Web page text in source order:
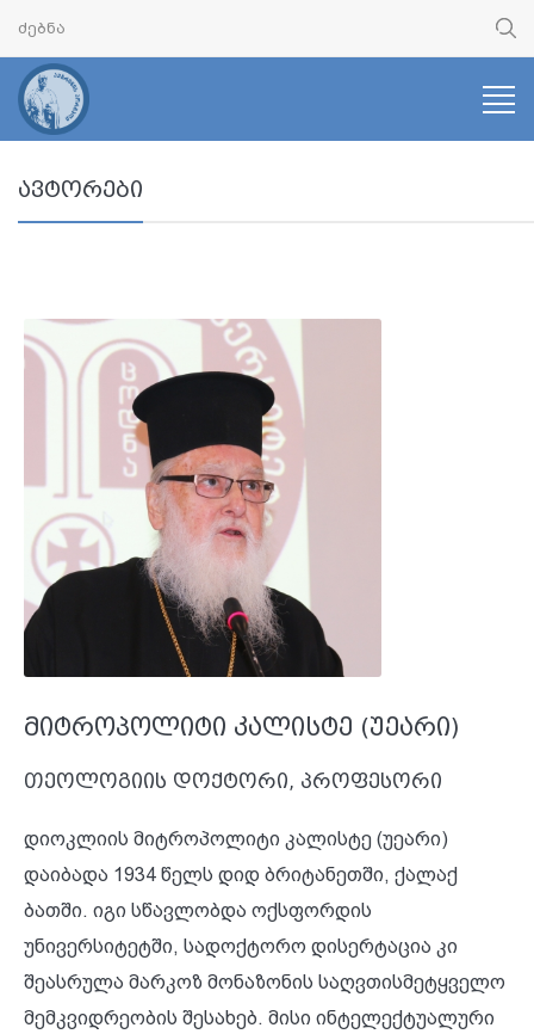
ავტორები
მიტროპოლიტი კალისტე (უეარი)
თეოლოგიის დოქტორი, პროფესორი
დიოკლიის მიტროპოლიტი კალისტე (უეარი)
დაიბადა 1934 წელს დიდ ბრიტანეთში, ქალაქ
ბათში. იგი სწავლობდა ოქსფორდის
უნივერსიტეტში, სადოქტორო დისერტაცია კი
შეასრულა მარკოზ მონაზონის საღვთისმეტყველო
მემკვიდრეობის შესახებ. მისი ინტელექტუალური